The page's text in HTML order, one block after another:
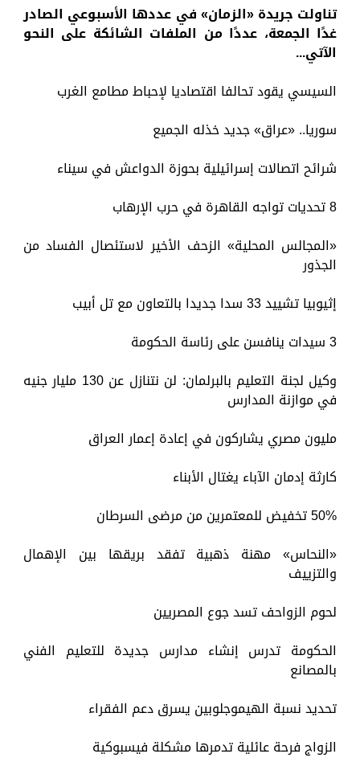
تناولت جريدة «الزمان» في عددها الأسبوعي الصادر
غدًا الجمعة، عددًا من الملفات الشائكة على النحو
الآتي...
السيسي يقود تحالفا اقتصاديا لإحباط مطامع الغرب
سوريا.. «عراق» جديد خذله الجميع
شرائح اتصالات إسرائيلية بحوزة الدواعش في سيناء
8 تحديات تواجه القاهرة في حرب الإرهاب
«المجالس المحلية» الزحف الأخير لاستئصال الفساد من
الجذور
إثيوبيا تشييد 33 سدا جديدا بالتعاون مع تل أبيب
3 سيدات ينافسن على رئاسة الحكومة
وكيل لجنة التعليم بالبرلمان: لن نتنازل عن 130 مليار جنيه
في موازنة المدارس
مليون مصري يشاركون في إعادة إعمار العراق
كارثة إدمان الآباء يغتال الأبناء
50% تخفيض للمعتمرين من مرضى السرطان
«النحاس» مهنة ذهبية تفقد بريقها بين الإهمال
والتزييف
لحوم الزواحف تسد جوع المصريين
الحكومة تدرس إنشاء مدارس جديدة للتعليم الفني
بالمصانع
تحديد نسبة الهيموجلوبين يسرق دعم الفقراء
الزواج فرحة عائلية تدمرها مشكلة فيسبوكية